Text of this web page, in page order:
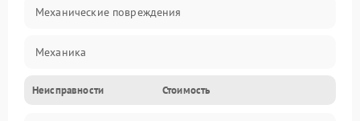
Механические повреждения
Механика
Управление
Неисправности Стоимость